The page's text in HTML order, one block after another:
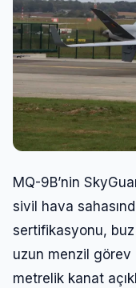
MQ-9B’nin
sivil hava
sertifikasyonu, buz
uzun menzil görev
metrelik kanat